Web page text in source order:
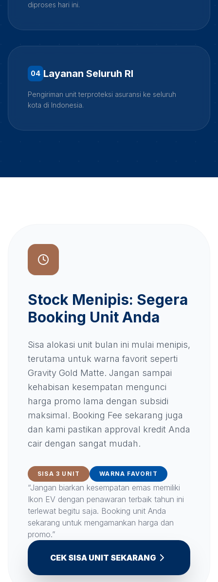
diproses hari ini.
04 Layanan Seluruh RI
Pengiriman unit terproteksi asuransi ke seluruh
kota di Indonesia.
Stock Menipis: Segera
Booking Unit Anda
Sisa alokasi unit bulan ini mulai menipis,
terutama untuk warna favorit seperti
Gravity Gold Matte. Jangan sampai
kehabisan kesempatan mengunci
harga promo lama dengan subsidi
maksimal. Booking Fee sekarang juga
dan kami pastikan approval kredit Anda
cair dengan sangat mudah.
SISA 3 UNIT WARNA FAVORIT
“Jangan biarkan kesempatan emas memiliki
Ikon EV dengan penawaran terbaik tahun ini
terlewat begitu saja. Booking unit Anda
sekarang untuk mengamankan harga dan
promo.”
CEK SISA UNIT SEKARANG